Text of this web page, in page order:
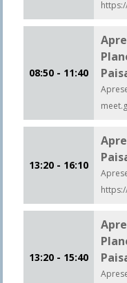
08:50 - 11:40
13:20 - 16:10
13:20 - 15:40